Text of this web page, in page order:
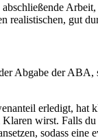
gut
Abgabe der
erledigt,
wirst. Falls
sodass eine